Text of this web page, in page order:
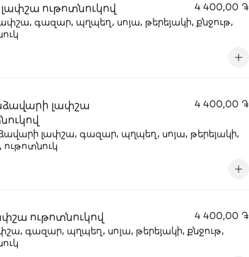
լափշա ութոտնուկով
4 400,00 ֏
գազար, պղպեղ, սոյա, թերեյակի, քնջութ,
լափշա
4 400,00 ֏
լափշա, գազար, պղպեղ, սոյա, թերեյակի,
ութոտնուկ
ութոտնուկով
4 400,00 ֏
գազար, պղպեղ, սոյա, թերեյակի, քնջութ,